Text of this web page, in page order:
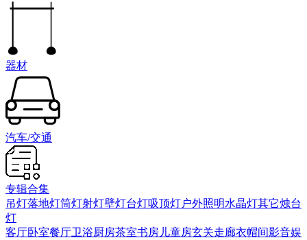
器材
汽车/交通
专辑合集
吊灯落地灯筒灯射灯壁灯台灯吸顶灯户外照明水晶灯其它烛台
灯
客厅卧室餐厅卫浴厨房茶室书房 儿童房玄关走廊衣帽间影音娱